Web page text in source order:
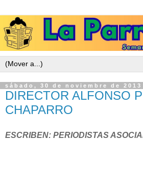
sábado, 30 de noviembre de 2013
DIRECTOR ALFONSO
CHAPARRO
ESCRIBEN: PERIODISTAS